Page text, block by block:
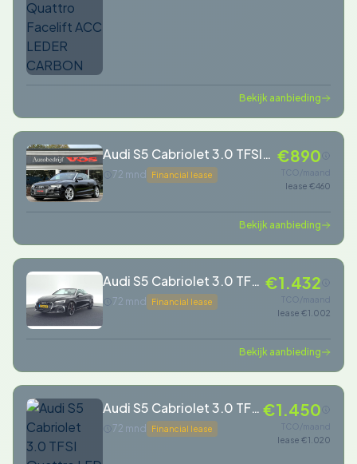
Bekijk aanbieding
Audi S5 Cabriolet 3.0 TFSI
S5 quattro
72 mnd Financial lease
€890
TCO/maand
lease €460
Bekijk aanbieding
Audi S5 Cabriolet 3.0 TFSI
354pk quattro
72 mnd Financial lease
€1.432
TCO/maand
lease €1.002
Bekijk aanbieding
Audi S5 Cabriolet 3.0 TFSI
Quattro LED MATRIX | RS
72 mnd Financial lease
€1.450
TCO/maand
lease €1.020